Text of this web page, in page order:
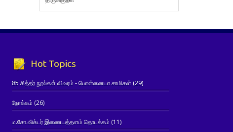
Hot Topics
85 சித்தர் நூல்கள் விவரம் - பொன்னையா சாமிகள் (29)
நோக்கம் (26)
ம.சோ.விக்டர் இணையத்தளம் தொடக்கம் (11)